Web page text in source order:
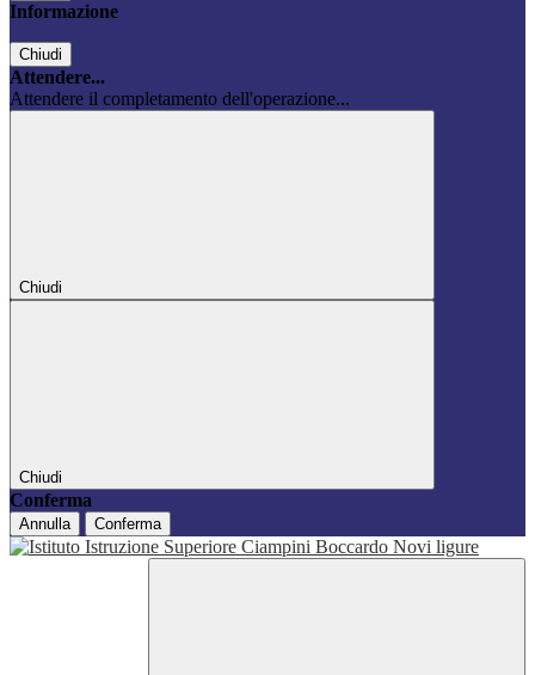
Informazione
Chiudi
Attendere...
Attendere il completamento dell'operazione...
Chiudi
Chiudi
Conferma
Annulla Conferma